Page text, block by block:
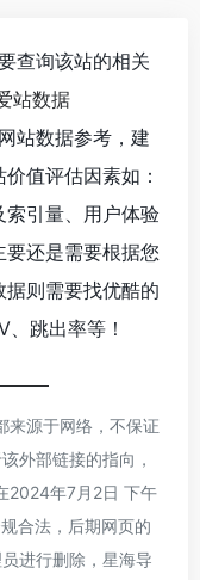
查询该站的相关
站数据
站数据参考，建
值评估因素如：
引量、用户体验
还是需要根据您
则需要找优酷的
跳出率等！
来源于网络，不保证
外部链接的指向，
2024年7月2日 下午
合法，后期网页的
进行删除，星海导